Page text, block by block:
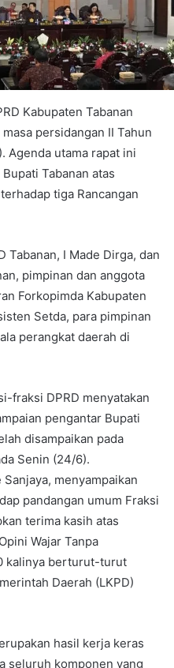
Kabupaten Tabanan
persidangan II Tahun
Agenda utama rapat ini
Tabanan atas
tiga Rancangan
Tabanan, I Made Dirga, dan
pimpinan dan anggota
Forkopimda Kabupaten
Setda, para pimpinan
perangkat daerah di
fraksi DPRD menyatakan
pengantar Bupati
disampaikan pada
Senin (24/6).
menyampaikan
pandangan umum Fraksi
terima kasih atas
Wajar Tanpa
kalinya berturut-turut
Daerah (LKPD)
hasil kerja keras
seluruh komponen yang